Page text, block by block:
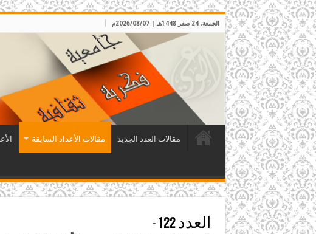
الجمعة، 24 صفر 1448هـ | 2026/08/07م
مقالات العدد الجديد مقالات الأعداد السابقة
العدد 122
-